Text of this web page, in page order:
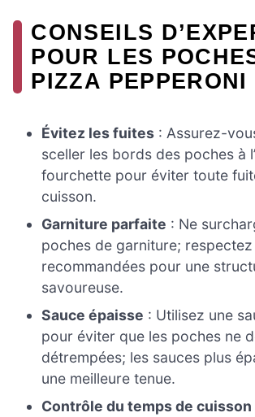
CONSEILS
POUR LES
PIZZA PEPPERONI
Évitez les fuites : Assurez-
sceller les bords des poches à
fourchette pour éviter toute
cuisson.
Garniture parfaite : Ne
poches de garniture;
recommandées pour une
savoureuse.
Sauce épaisse : Utilisez une
pour éviter que les poches ne
détrempées; les sauces plus
une meilleure tenue.
Contrôle du temps de cuisson